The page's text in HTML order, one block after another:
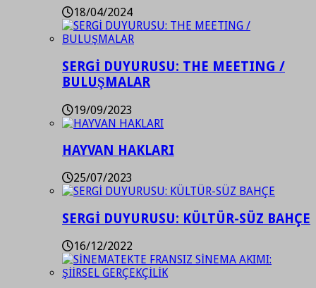
18/04/2024
SERGİ DUYURUSU: THE MEETING /
BULUŞMALAR
19/09/2023
HAYVAN HAKLARI
25/07/2023
SERGİ DUYURUSU: KÜLTÜR-SÜZ BAHÇE
16/12/2022